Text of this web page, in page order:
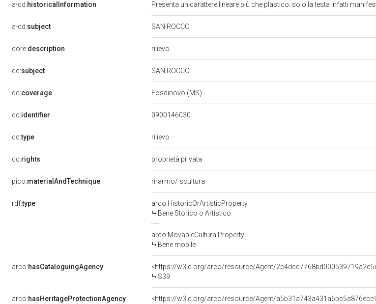
a-cd:historicalInformation Presenta un carattere lineare più che plastico. solo la testa infatti
a-cd:subject SAN ROCCO
core:description rilievo
dc:subject SAN ROCCO
dc:coverage Fosdinovo (MS)
dc:identifier 0900146030
dc:type rilievo
dc:rights proprietà privata
pico:materialAndTechnique marmo/ scultura
rdf:type
arco:HistoricOrArtisticProperty
Bene Storico o Artistico
arco:MovableCulturalProperty
Bene mobile
arco:hasCataloguingAgency
<https://w3id.org/arco/resource/Agent/
S39
arco:hasHeritageProtectionAgency
<https://w3id.org/arco/resource/Agent/